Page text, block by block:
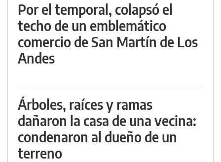
Por el temporal, colapsó el
techo de un emblemático
comercio de San Martín de Los
Andes
Árboles, raíces y ramas
dañaron la casa de una vecina:
condenaron al dueño de un
terreno